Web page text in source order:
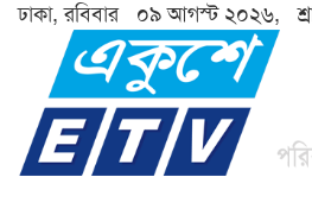
ঢাকা, রবিবার ০৯ আগস্ট ২০২৬,